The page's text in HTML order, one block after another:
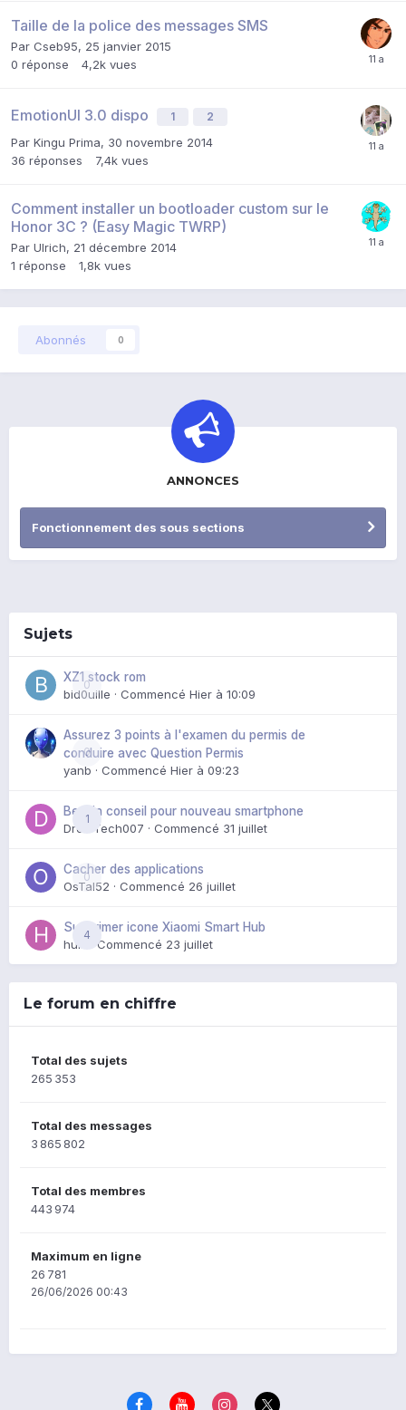
Taille de la police des messages SMS
Par Cseb95, 25 janvier 2015
0 réponse 4,2k vues
EmotionUI 3.0 dispo 1 2
Par Kingu Prima, 30 novembre 2014
36 réponses 7,4k vues
Comment installer un bootloader custom sur le
Honor 3C ? (Easy Magic TWRP)
Par Ulrich, 21 décembre 2014
1 réponse 1,8k vues
Abonnés 0
ANNONCES
Fonctionnement des sous sections
Sujets
0
XZ1 stock rom
bid0uille · Commencé Hier à 10:09
0
Assurez 3 points à l'examen du permis de
conduire avec Question Permis
yanb · Commencé Hier à 09:23
1
Besoin conseil pour nouveau smartphone
DroidTech007 · Commencé 31 juillet
0
Cacher des applications
OsTal52 · Commencé 26 juillet
4
Supprimer icone Xiaomi Smart Hub
huik
· Commencé 23 juillet
Le forum en chiffre
Total des sujets
265 353
Total des messages
3 865 802
Total des membres
443 974
Maximum en ligne
26 781
26/06/2026 00:43